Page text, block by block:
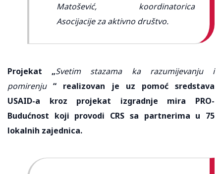
Matošević, koordinatorica
Asocijacije za aktivno društvo.
Projekat „Svetim stazama ka razumijevanju i
pomirenju “ realizovan je uz pomoć sredstava
USAID-a kroz projekat izgradnje mira PRO-
Budućnost koji provodi CRS sa partnerima u 75
lokalnih zajednica.